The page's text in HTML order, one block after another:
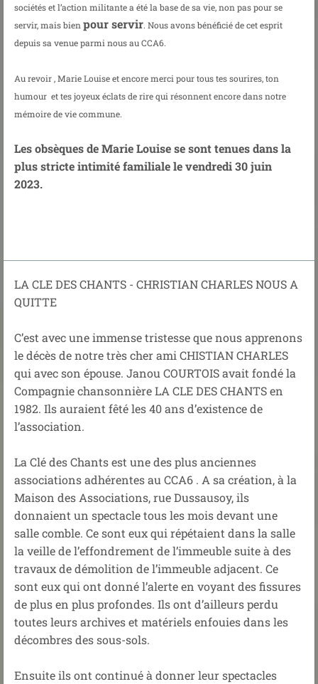
sociétés et l’action militante a été la base de sa vie, non pas pour se
servir, mais bien pour servir. Nous avons bénéficié de cet esprit
depuis sa venue parmi nous au CCA6.
Au revoir , Marie Louise et encore merci pour tous tes sourires, ton
humour et tes joyeux éclats de rire qui résonnent encore dans notre
mémoire de vie commune.
Les obsèques de Marie Louise se sont tenues dans la
plus stricte intimité familiale levendredi 30 juin
2023.
LA CLE DES CHANTS - CHRISTIAN CHARLES NOUS A
QUITTE
C’est avec une immense tristesse que nous apprenons
le décès de notre très cher ami CHISTIAN CHARLES
qui avec son épouse. Janou COURTOIS avait fondé la
Compagnie chansonnière LA CLE DES CHANTS en
1982. Ils auraient fêté les 40 ans d’existence de
l’association.
La Clé des Chants est une des plus anciennes
associations adhérentes au CCA6 . A sa création, à la
Maison des Associations, rue Dussausoy, ils
donnaient un spectacle tous les mois devant une
salle comble. Ce sont eux qui répétaient dans la salle
la veille de l’effondrement de l’immeuble suite à des
travaux de démolition de l’immeuble adjacent. Ce
sont eux qui ont donné l’alerte en voyant des fissures
de plus en plus profondes. Ils ont d’ailleurs perdu
toutes leurs archives et matériels enfouies dans les
décombres des sous-sols.
Ensuite ils ont continué à donner leur spectacles